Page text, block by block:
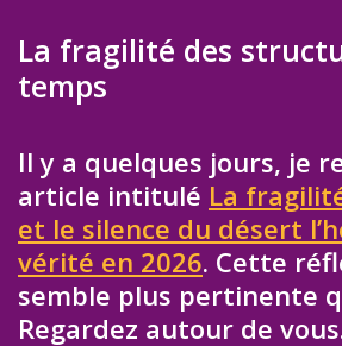
La fragilité des
temps
Il y a quelques jours, je
article intitulé La
et le silence du désert
vérité en 2026. Cette
semble plus pertinente
Regardez autour de